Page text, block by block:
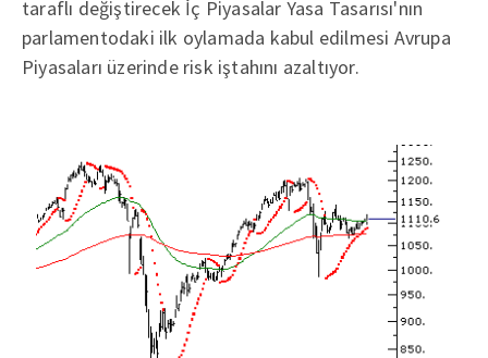
taraflı değiştirecek İç Piyasalar Yasa Tasarısı'nın
parlamentodaki ilk oylamada kabul edilmesi Avrupa
Piyasaları üzerinde risk iştahını azaltıyor.